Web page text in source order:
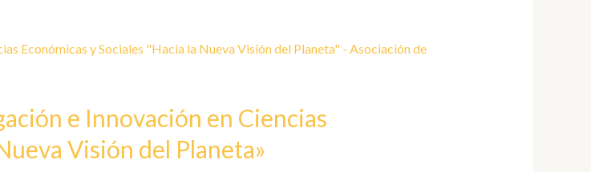
e Innovación en Ciencias
Visión del Planeta»